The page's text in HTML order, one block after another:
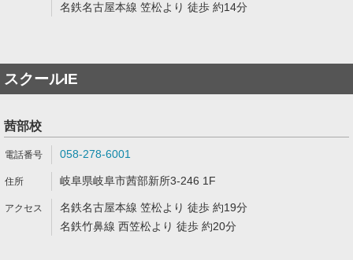
名鉄名古屋本線 笠松より 徒歩 約14分
スクールIE
茜部校
058-278-6001
岐阜県岐阜市茜部新所3-246 1F
名鉄名古屋本線 笠松より 徒歩 約19分
名鉄竹鼻線 西笠松より 徒歩 約20分